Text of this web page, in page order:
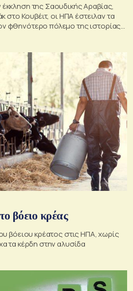
της Σαουδικής Αραβίας,
στο Κουβέιτ, οι ΗΠΑ έστειλαν τα
φθηνότερο πόλεμο της ιστορίας
βόειο κρέας
βόειου κρέατος στις ΗΠΑ, χωρίς
τα κέρδη στην αλυσίδα